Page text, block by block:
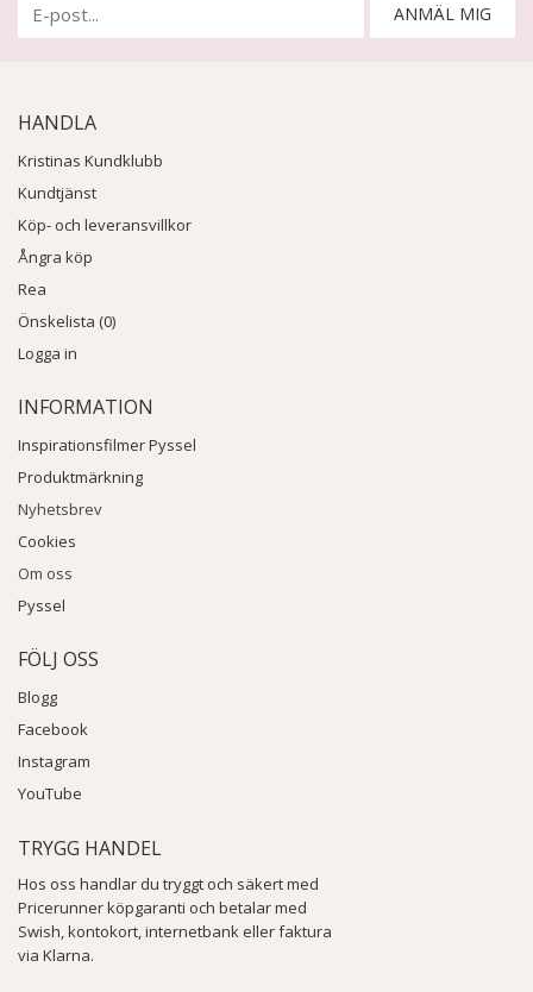
ANMÄL MIG
HANDLA
Kristinas Kundklubb
Kundtjänst
Köp- och leveransvillkor
Ångra köp
Rea
Önskelista (0)
Logga in
INFORMATION
Inspirationsfilmer Pyssel
Produktmärkning
Nyhetsbrev
Cookies
Om oss
Pyssel
FÖLJ OSS
Blogg
Facebook
Instagram
YouTube
TRYGG HANDEL
Hos oss handlar du tryggt och säkert med
Pricerunner köpgaranti och betalar med
Swish, kontokort, internetbank eller faktura
via Klarna.